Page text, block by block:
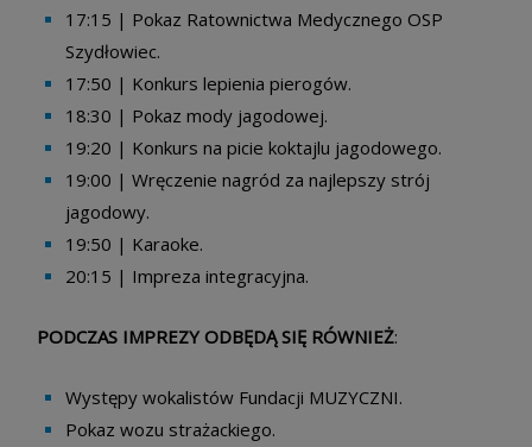
17:15 | Pokaz Ratownictwa Medycznego OSP
Szydłowiec.
17:50 | Konkurs lepienia pierogów.
18:30 | Pokaz mody jagodowej.
19:20 | Konkurs na picie koktajlu jagodowego.
19:00 | Wręczenie nagród za najlepszy strój
jagodowy.
19:50 | Karaoke.
20:15 | Impreza integracyjna.
PODCZAS IMPREZY ODBĘDĄ SIĘ RÓWNIEŻ:
Występy wokalistów Fundacji MUZYCZNI.
Pokaz wozu strażackiego.